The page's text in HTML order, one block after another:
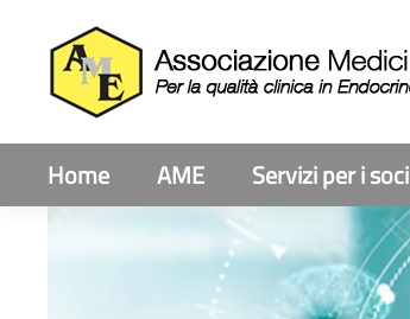
Home AME Servizi per i soci